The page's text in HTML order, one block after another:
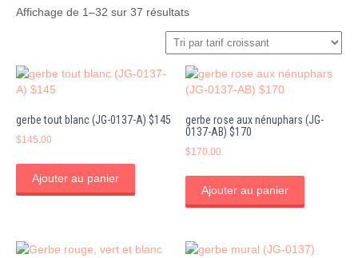
Affichage de 1–32 sur 37 résultatsTrié
prix
gerbe tout blanc (JG-0137-A) $145
$145.00
Ajouter au panier
gerbe rose aux nénuphars (JG-
0137-AB) $170
$170.00
Ajouter au panier